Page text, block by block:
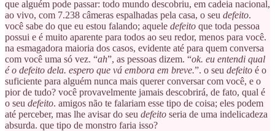
que alguém pode passar: todo mundo descobriu, em cadeia nacional,
ao vivo, com 7.238 câmeras espalhadas pela casa, o seu defeito.
você sabe do que eu estou falando; aquele defeito que toda pessoa
possui e é muito aparente para todos ao seu redor, menos para você.
na esmagadora maioria dos casos, evidente até para quem conversa
com você uma só vez. “ah”, as pessoas dizem. “ok. eu entendi qual
é o defeito dela. espero que vá embora em breve.”. o seu defeito é o
suficiente para alguém nunca mais querer conversar com você, e o
pior de tudo? você provavelmente jamais descobrirá, de fato, qual é
o seu defeito. amigos não te falariam esse tipo de coisa; eles podem
até perceber, mas lhe avisar do seu defeito seria de uma indelicadeza
absurda. que tipo de monstro faria isso?